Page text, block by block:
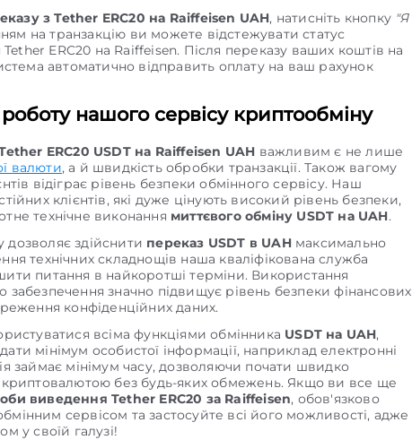
з Tether ERC20 на Raiffeisen UAH, натисніть кнопку "Я
на транзакцію ви можете відстежувати статус
ERC20 на Raiffeisen. Після переказу ваших коштів на
автоматично відправить оплату на ваш рахунок
нашого сервісу криптообміну
ERC20 USDT на Raiffeisen UAH важливим є не лише
валюти, а й швидкість обробки транзакції. Також вагому
відіграє рівень безпеки обмінного сервісу. Наш
клієнтів, які дуже цінують високий рівень безпеки,
технічне виконання миттєвого обміну USDT на UAH.
здійснити переказ USDT в UAHмаксимально
технічних складнощів наша кваліфікована служба
питання в найкоротші терміни. Використання
забезпечення значно підвищує рівень безпеки фінансових
конфіденційних даних.
всіма функціями обмінника USDT на UAH,
мінімум особистої інформації, наприклад електронні
займає мінімум часу, дозволяючи почати швидко
криптовалютою без будь-яких обмежень. Якщо ви все ще
виведення Tether ERC20 за Raiffeisen, обов'язково
сервісом та застосуйте всі його можливості, адже
у своїй галузі!